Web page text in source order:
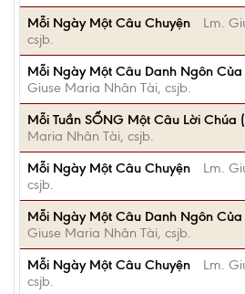
Mỗi Ngày Một Câu Chuyện
Lm.
csjb.
Mỗi Ngày Một Câu Danh Ngôn Của
Giuse Maria Nhân Tài, csjb.
Mỗi Tuần SỐNG Một Câu Lời Chúa
Maria Nhân Tài, csjb.
Mỗi Ngày Một Câu Chuyện
Lm.
csjb.
Mỗi Ngày Một Câu Danh Ngôn Của
Giuse Maria Nhân Tài, csjb.
Mỗi Ngày Một Câu Chuyện
Lm.
csjb.